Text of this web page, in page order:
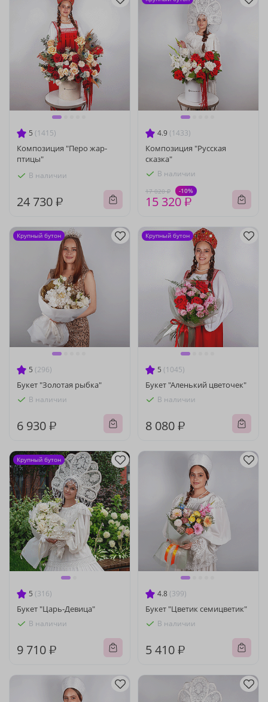
5 (1415)
Композиция "Перо жар-
птицы"
В наличии
24 730 ₽
4.9 (1433)
Композиция "Русская
сказка"
В наличии
17 020 ₽ -10%
15 320 ₽
5 (296)
Букет "Золотая рыбка"
В наличии
6 930 ₽
Крупный бутон
5 (1045)
Букет "Аленький цветочек"
В наличии
8 080 ₽
Крупный бутон
5 (316)
Букет "Царь-Девица"
В наличии
9 710 ₽
Крупный бутон
4.8 (399)
Букет "Цветик семицветик"
В наличии
5 410 ₽